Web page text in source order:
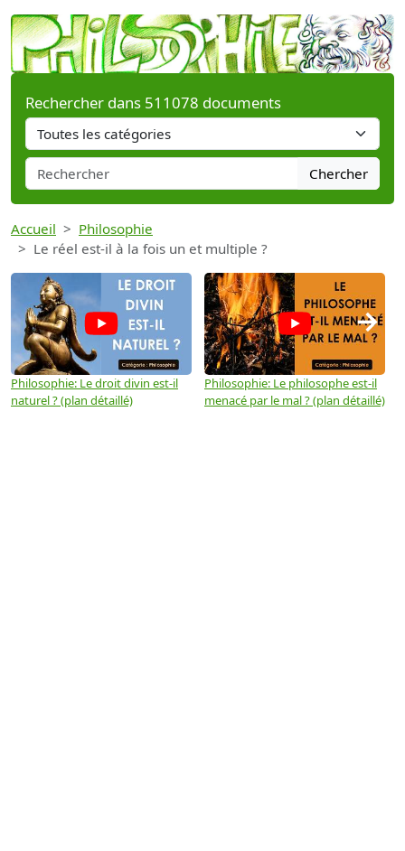
Rechercher dans 511078 documents
Chercher
Accueil
Philosophie
Le réel est-il à la fois un et multiple ?
Philosophie: Le droit divin est-il
naturel ? (plan détaillé)
Philosophie: Le philosophe est-il
menacé par le mal ? (plan détaillé)
→